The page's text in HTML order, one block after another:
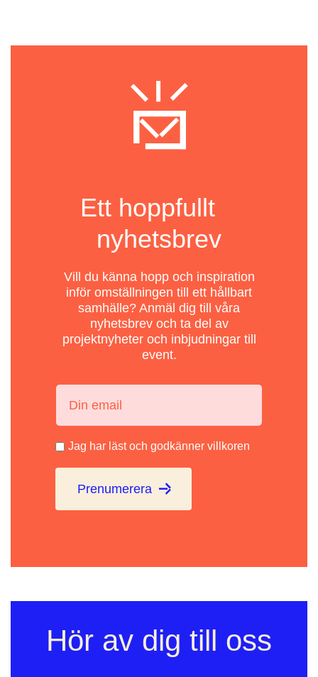
Ett hoppfullt
nyhetsbrev
Vill du känna hopp och inspiration
inför omställningen till ett hållbart
samhälle? Anmäl dig till våra
nyhetsbrev och ta del av
projektnyheter och inbjudningar till
event.
Jag har läst och godkänner villkoren
Prenumerera
Hör av dig till oss